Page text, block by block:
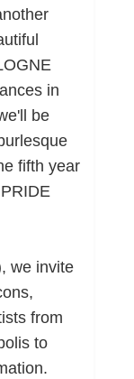
in
be
fifth year
we invite
from
to